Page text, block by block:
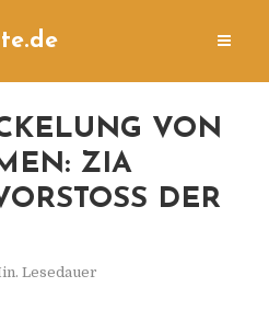
VON
ZIA
DER S
Lesedauer